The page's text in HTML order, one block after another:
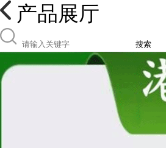
产品展厅
搜索